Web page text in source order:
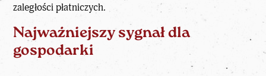
zaległości płatniczych.
Najważniejszy sygnał dla
gospodarki